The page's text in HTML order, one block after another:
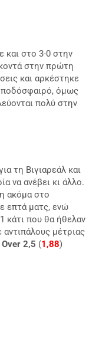
και στο 3-0 στην
στην πρώτη
και αρκέστηκε
ποδόσφαιρό, όμως
πολύ στην
τη Βιγιαρεάλ και
να ανέβει κι άλλο.
ακόμα στο
επτά ματς, ενώ
κάτι που θα ήθελαν
μέτριας
Οver 2,5 (1,88)